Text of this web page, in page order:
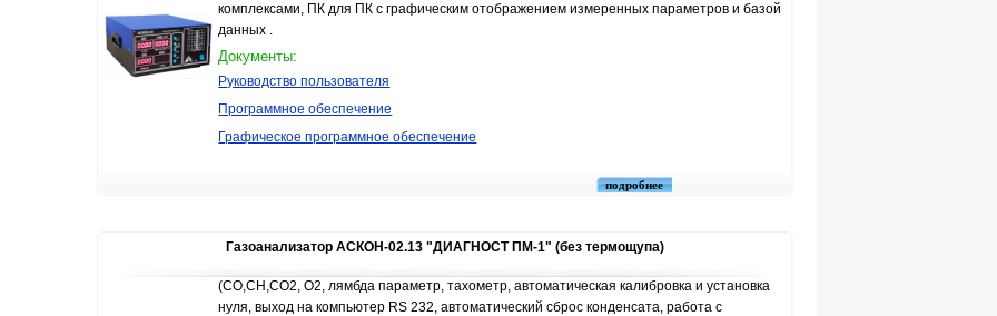
комплексами, ПК для ПК с графическим отображением измеренных параметров и базой
данных .
Документы:
Руководство пользователя
Программное обеспечение
Графическое программное обеспечение
подробнее
Газоанализатор АСКОН-02.13 "ДИАГНОСТ ПМ-1" (без термощупа)
(СО,СН,СО2, О2, лямбда параметр, тахометр, автоматическая калибровка и установка
нуля, выход на компьютер RS 232, автоматический сброс конденсата, работа с